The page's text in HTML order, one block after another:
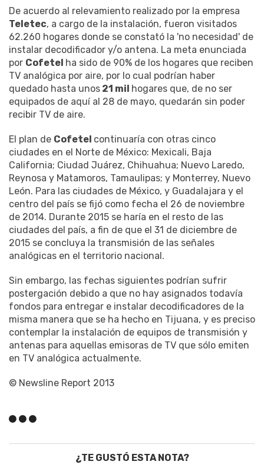
De acuerdo al relevamiento realizado por la empresa
Teletec, a cargo de la instalación, fueron visitados
62.260 hogares donde se constató la 'no necesidad' de
instalar decodificador y/o antena. La meta enunciada
por Cofetel ha sido de 90% de los hogares que reciben
TV analógica por aire, por lo cual podrían haber
quedado hasta unos 21 mil hogares que, de no ser
equipados de aquí al 28 de mayo, quedarán sin poder
recibir TV de aire.
El plan de Cofetel continuaría con otras cinco
ciudades en el Norte de México: Mexicali, Baja
California; Ciudad Juárez, Chihuahua; Nuevo Laredo,
Reynosa y Matamoros, Tamaulipas; y Monterrey, Nuevo
León. Para las ciudades de México, y Guadalajara y el
centro del país se fijó como fecha el 26 de noviembre
de 2014. Durante 2015 se haría en el resto de las
ciudades del país, a fin de que el 31 de diciembre de
2015 se concluya la transmisión de las señales
analógicas en el territorio nacional.
Sin embargo, las fechas siguientes podrían sufrir
postergación debido a que no hay asignados todavía
fondos para entregar e instalar decodificadores de la
misma manera que se ha hecho en Tijuana, y es preciso
contemplar la instalación de equipos de transmisión y
antenas para aquellas emisoras de TV que sólo emiten
en TV analógica actualmente.
© Newsline Report 2013
¿TE GUSTÓ ESTA NOTA?